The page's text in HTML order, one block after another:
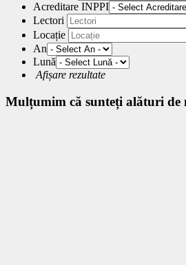
Acreditare INPPI
Lectori
Locație
An
Lună
Afișare rezultate
Mulțumim că sunteți alături de